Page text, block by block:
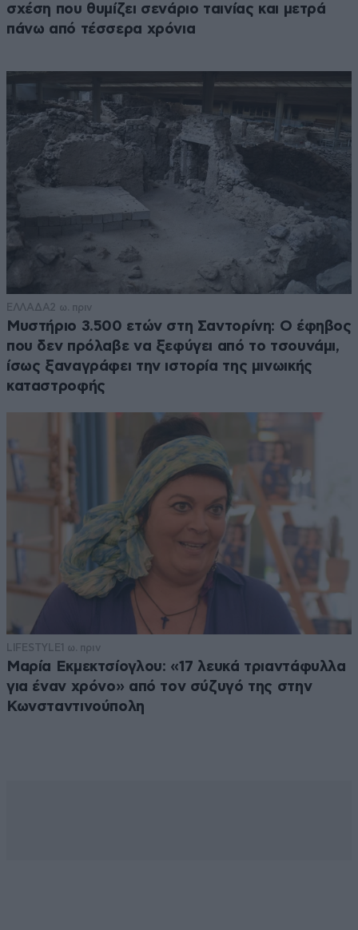
σχέση που θυμίζει σενάριο ταινίας και μετρά
πάνω από τέσσερα χρόνια
ΕΛΛΑΔΑ2 ω. πριν
Μυστήριο 3.500 ετών στη Σαντορίνη: Ο έφηβος
που δεν πρόλαβε να ξεφύγει από το τσουνάμι,
ίσως ξαναγράφει την ιστορία της μινωικής
καταστροφής
LIFESTYLE1 ω. πριν
Μαρία Εκμεκτσίογλου: «17 λευκά τριαντάφυλλα
για έναν χρόνο» από τον σύζυγό της στην
Κωνσταντινούπολη